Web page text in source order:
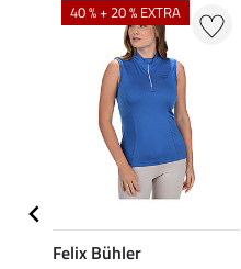
40 % + 20 % EXTRA
Felix Bühler